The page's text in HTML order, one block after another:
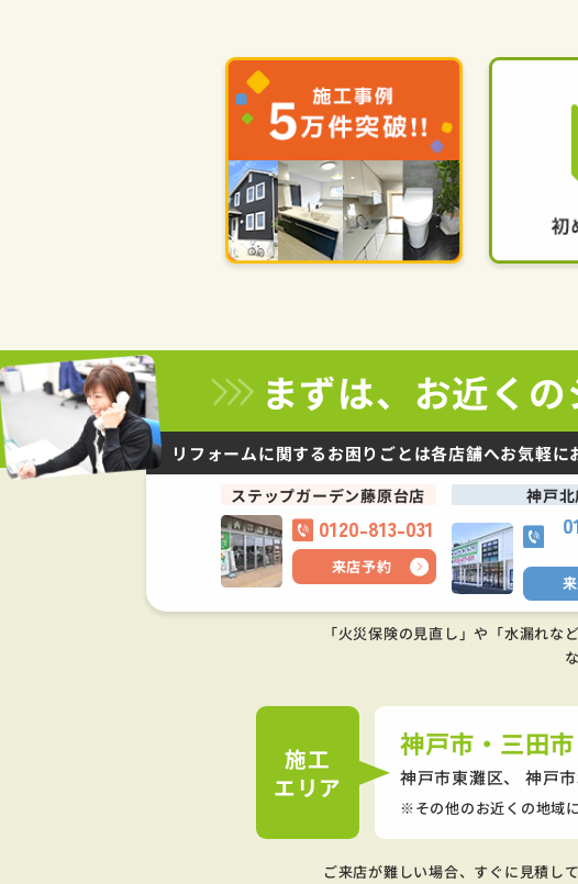
まずは、お近くの
リフォームに関するお困りごとは各店舗へお気軽に
ステップガーデン藤原台店
0120-813-031
来店予約
神戸北
「火災保険の見直し」や「水漏れな
施工
エリア
神戸市・三田
神戸市東灘区、 神戸
その他のお近くの地域
ご来店が難しい場合、すぐに見積し